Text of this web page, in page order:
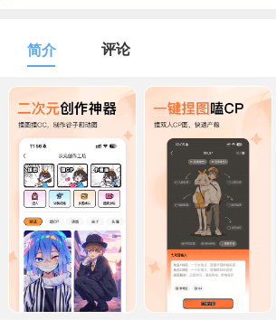
1百+款手游
体育竞速
1百+款手游
冒险解谜
1百+款手游
音乐舞蹈
1百+款手游
儿童教育
1百+款手游
简介 评论